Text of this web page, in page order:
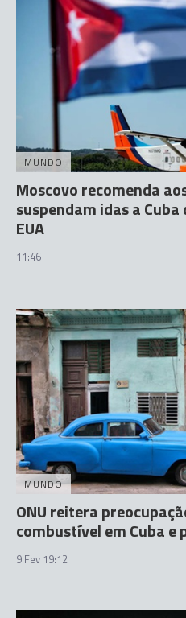
MUNDO
Moscovo recomenda
suspendam idas a
EUA
11:46
MUNDO
ONU reitera
combustível em Cuba
9 Fev 19:12